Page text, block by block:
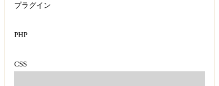
プラグイン
PHP
CSS